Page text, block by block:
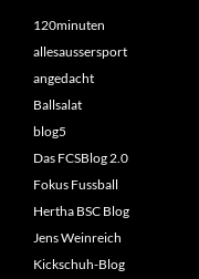
120minuten
allesaussersport
angedacht
Ballsalat
blog5
Das FCSBlog 2.0
Fokus Fussball
Hertha BSC Blog
Jens Weinreich
Kickschuh-Blog